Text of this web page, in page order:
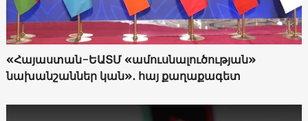
«Հայաստան-ԵԱՏՄ «ամուսնալուծության»
նախանշաններ կան»․ հայ քաղաքագետ